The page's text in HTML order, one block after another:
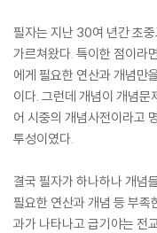
필자는 지난 30여 년간 초
가르쳐왔다. 특이한 점이라
에게 필요한 연산과 개념만
이다. 그런데 개념이 개념
어 시중의 개념사전이라고
투성이였다.
결국 필자가 하나하나 개념
필요한 연산과 개념 등 부족
과가 나타나고 급기야는 전